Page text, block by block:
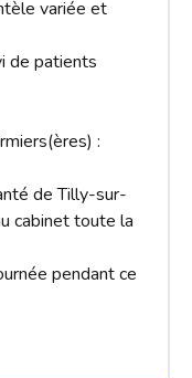
variée et
de patients
:
de Tilly-sur-
cabinet toute la
pendant ce